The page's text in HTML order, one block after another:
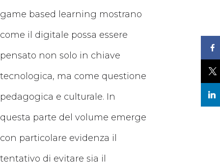
game based learning mostrano
come il digitale possa essere
pensato non solo in chiave
tecnologica, ma come questione
pedagogica e culturale. In
questa parte del volume emerge
con particolare evidenza il
tentativo di evitare sia il